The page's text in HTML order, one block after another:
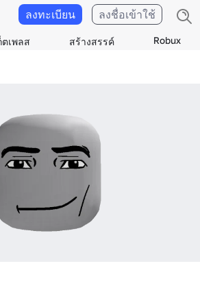
ตเพลส สร้างสรรค์ Robux
ลงทะเบียน ลงชื่อเข้าใช้